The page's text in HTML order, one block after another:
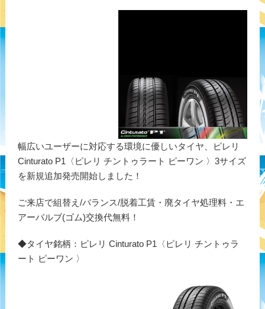
幅広いユーザーに対応する環境に優しいタイヤ、ピレリ
Cinturato P1〈ピレリ チントゥラート ピーワン 〉3サイズ
を新規追加発売開始しました！
ご来店で組替え/バランス/脱着工賃・廃タイヤ処理料・エ
アーバルブ(ゴム)交換代無料！
◆タイヤ銘柄：ピレリ Cinturato P1〈ピレリ チントゥラ
ート ピーワン 〉